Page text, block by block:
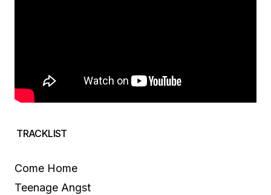
TRACKLIST
Come Home
Teenage Angst